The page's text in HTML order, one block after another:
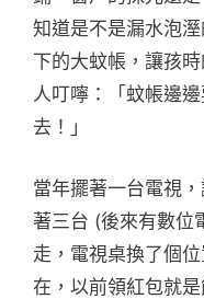
知道是不是漏水泡
下的大蚊帳，讓孩
人叮嚀：「蚊帳邊
去！」
當年擺著一台電視
著三台 (後來有數位
走，電視桌換了個
在，以前領紅包就